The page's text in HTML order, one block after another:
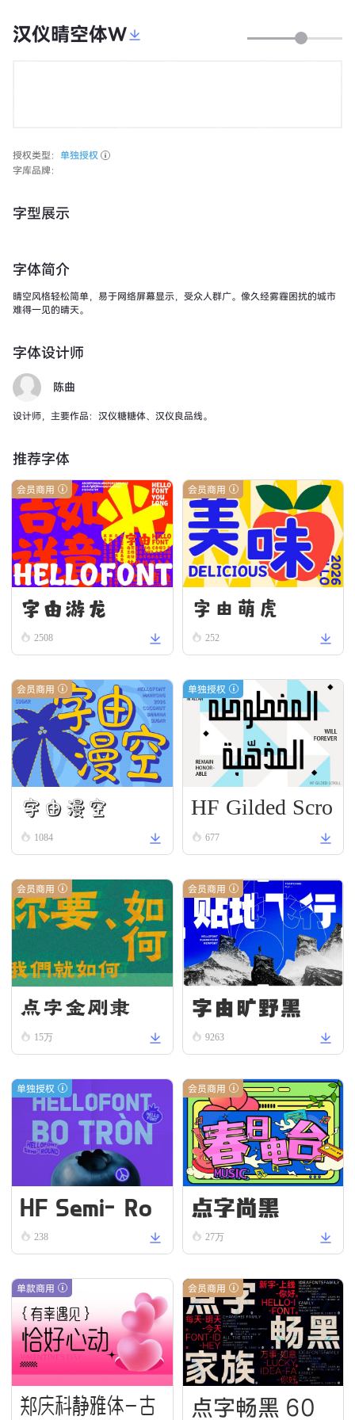
汉仪晴空体W
授权类型： 单独授权
字库品牌：
字型展示
字体简介
晴空风格轻松简单，易于网络屏幕显示，受众人群广。像久经雾霾困扰的城市
难得一见的晴天。
字体设计师
陈曲
设计师，主要作品：汉仪糖糖体、汉仪良品线。
推荐字体
会员商用
字由游龙
2508
会员商用
字由萌虎
252
会员商用
字由漫空
1084
单独授权
HF Gilded Scro
ll 677
会员商用
点字金刚隶
15万
会员商用
字由旷野黑
9263
单独授权
HF Semi-Ro
und VN Bold
238
会员商用
点字尚黑
27万
单款商用
郑庆科静雅体-古
会员商用
点字畅黑 60